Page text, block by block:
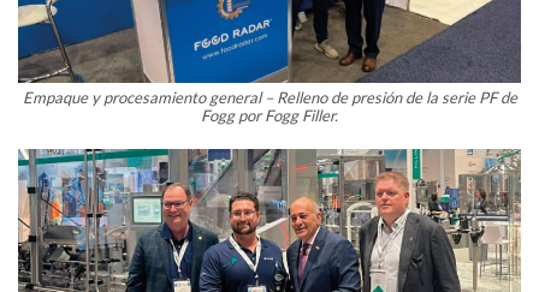
Empaque y procesamiento general – Relleno de presión de la serie PF de
Fogg por Fogg Filler.